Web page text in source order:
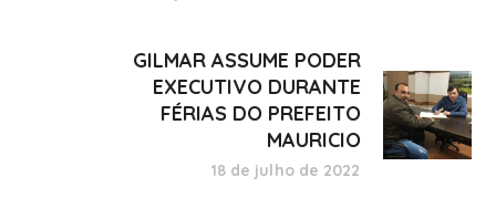
GILMAR ASSUME PODER
EXECUTIVO DURANTE
FÉRIAS DO PREFEITO
MAURICIO
18 de julho de 2022